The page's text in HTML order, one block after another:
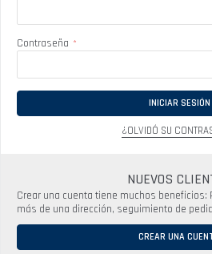
Contraseña
INICIAR SESIÓN
¿OLVIDÓ SU
NUEVOS
Crear una cuenta tiene muchos beneficios:
más de una dirección, seguimiento de
CREAR UNA